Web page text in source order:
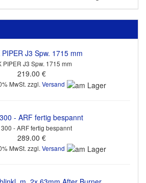
PIPER J3 Spw. 1715 mm
219.00 €
MwSt. zzgl. Versand
- ARF fertig bespannt
289.00 €
MwSt. zzgl. Versand